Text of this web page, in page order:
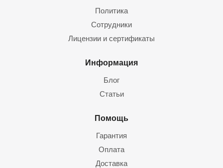
Политика
Сотрудники
Лицензии и сертификаты
Информация
Блог
Статьи
Помощь
Гарантия
Оплата
Доставка